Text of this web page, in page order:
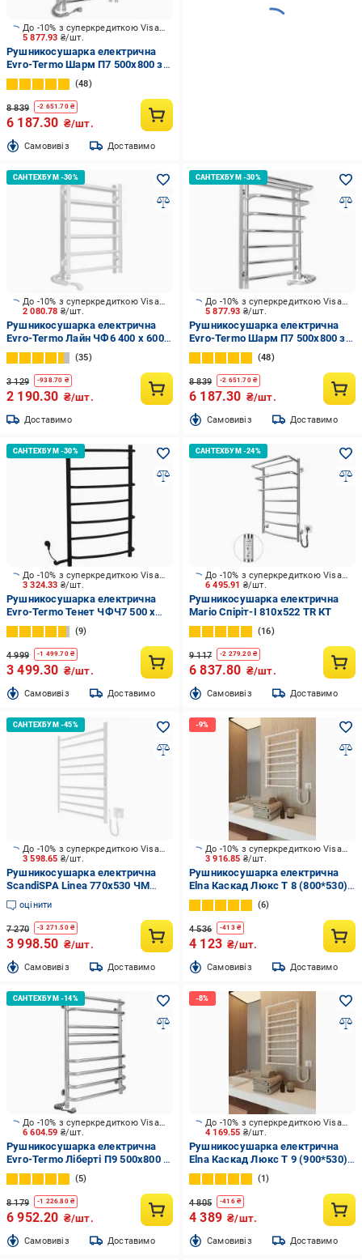
5 877.93 ₴/шт.
До -10% з суперкредиткою Visa Вигода
Рушникосушарка електрична
Evro-Termo Шарм П7 500х800 з
полицею Л П S3
48
8 839 -2 651.70₴
6 187.30 ₴/шт.
Cамовивіз Доставимо
2 080.78 ₴/шт.
До -10% з суперкредиткою Visa Вигода
Рушникосушарка електрична
Evro-Termo Лайн ЧФ6 400 х 600
Електро ЛП S3
35
3 129 -938.70 ₴
2 190.30 ₴/шт.
Доставимо
5 877.93 ₴/шт.
До -10% з суперкредиткою Visa Вигода
Рушникосушарка електрична
Evro-Termo Шарм П7 500х800 з
полицею П П S3
48
8 839 -2 651.70₴
6 187.30 ₴/шт.
Cамовивіз Доставимо
3 324.33 ₴/шт.
До -10% з суперкредиткою Visa Вигода
Рушникосушарка електрична
Evro-Termo Тенет ЧФЧ7 500 х
800 Електро Ліве підключення
S3
9
4 999 -1 499.70₴
3 499.30 ₴/шт.
Cамовивіз Доставимо
6 495.91 ₴/шт.
До -10% з суперкредиткою Visa Вигода
Рушникосушарка електрична
Mario Спіріт-І 810х522 TR КТ
16
9 117 -2 279.20₴
6 837.80 ₴/шт.
Cамовивіз Доставимо
3 598.65 ₴/шт.
До -10% з суперкредиткою Visa Вигода
Рушникосушарка електрична
ScandiSPA Linea 770х530 ЧМ
білий мат
оцінити
7 270 -3 271.50₴
3 998.50 ₴/шт.
Cамовивіз Доставимо
3 916.85 ₴/шт.
До -10% з суперкредиткою Visa Вигода
Рушникосушарка електрична
Elna Каскад Люкс Т 8 (800*530)
біла з програматором
температури
6
4 536 -413₴
4 123 ₴/шт.
Cамовивіз Доставимо
6 604.59 ₴/шт.
До -10% з суперкредиткою Visa Вигода
Рушникосушарка електрична
Evro-Termo Ліберті П9 500х800 Л
П S3
5
8 179 -1 226.80₴
6 952.20 ₴/шт.
Cамовивіз Доставимо
4 169.55 ₴/шт.
До -10% з суперкредиткою Visa Вигода
Рушникосушарка електрична
Elna Каскад Люкс Т 9 (900*530)
біла з програматором
температури
1
4 805 -416₴
4 389 ₴/шт.
Cамовивіз Доставимо